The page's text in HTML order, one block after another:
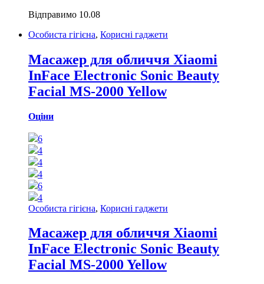
Відправимо 10.08
Особиста гігієна, Корисні гаджети
Масажер для обличчя Xiaomi
InFace Electronic Sonic Beauty
Facial MS-2000 Yellow
Оціни
6
4
4
4
6
4
Особиста гігієна, Корисні гаджети
Масажер для обличчя Xiaomi
InFace Electronic Sonic Beauty
Facial MS-2000 Yellow